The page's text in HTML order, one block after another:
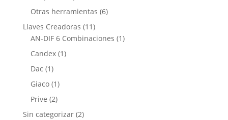
Otras herramientas (6)
Llaves Creadoras (11)
AN-DIF 6 Combinaciones (1)
Candex (1)
Dac (1)
Giaco (1)
Prive (2)
Sin categorizar (2)